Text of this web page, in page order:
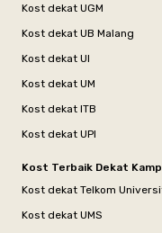
Kost dekat UGM
Kost dekat UB Malang
Kost dekat UI
Kost dekat UM
Kost dekat ITB
Kost dekat UPI
Kost Terbaik Dekat
Kost dekat Telkom
Kost dekat UMS